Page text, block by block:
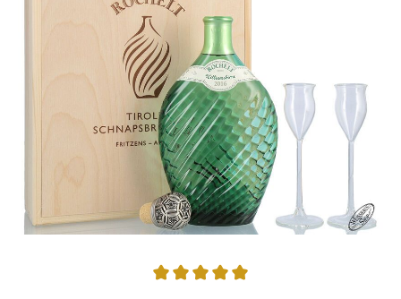
Durchschnittliche Bewertung von 5 von 5 Sternen